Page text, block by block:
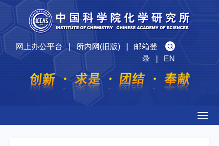
网上办公平台|所内网(旧版)| 邮箱登
录| EN